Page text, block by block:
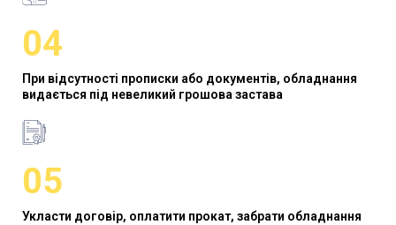
04
При відсутності прописки або документів, обладнання
видається під невеликий грошова застава
05
Укласти договір, оплатити прокат, забрати обладнання